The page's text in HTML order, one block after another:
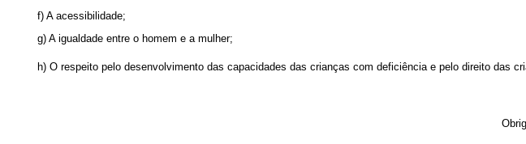
f) A acessibilidade;
g) A igualdade entre o homem e a mulher;
h) O respeito pelo desenvolvimento das capacidades das crianças com deficiência e pelo direito das